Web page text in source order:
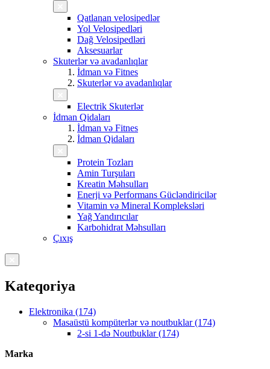
Qatlanan velosipedlər
Yol Velosipedləri
Dağ Velosipedləri
Aksesuarlar
Skuterlər və avadanlıqlar
İdman və Fitnes
Skuterlər və avadanlıqlar
Electrik Skuterlər
İdman Qidaları
İdman və Fitnes
İdman Qidaları
Protein Tozları
Amin Turşuları
Kreatin Məhsulları
Enerji və Performans Gücləndiricilər
Vitamin və Mineral Kompleksləri
Yağ Yandırıcılar
Karbohidrat Məhsulları
Çıxış
Kateqoriya
Elektronika (174)
Masaüstü kompüterlər və noutbuklar (174)
2-si 1-də Noutbuklar (174)
Marka